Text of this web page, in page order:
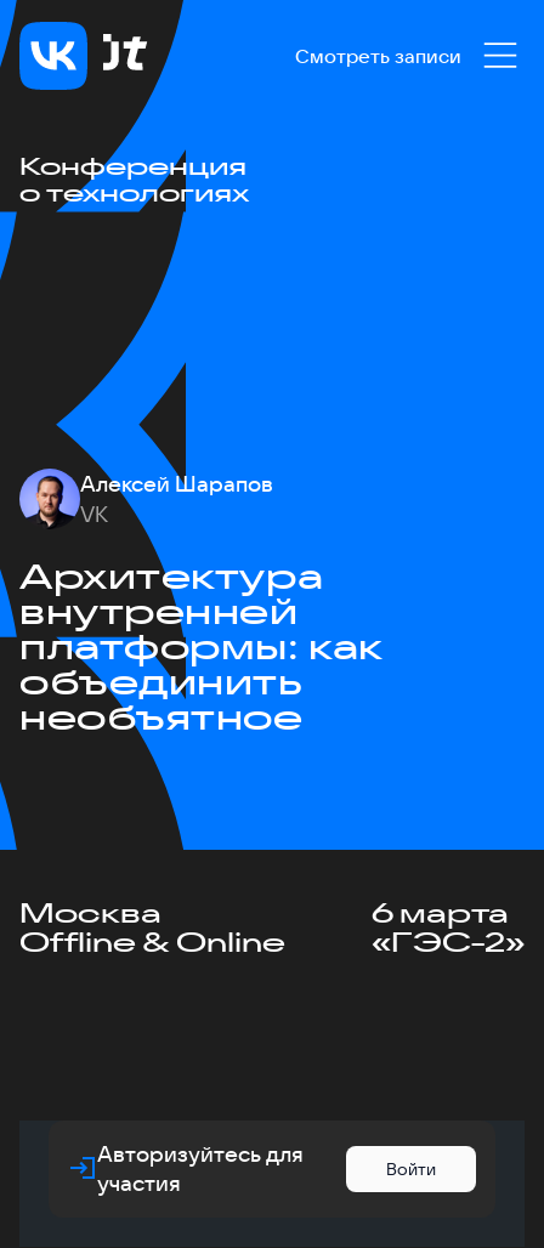
Смотреть записи
Конференция
о технологиях
Алексей Шарапов
VK
Архитектура
внутренней
платформы: как
объединить
необъятное
Москва
Offline & Online
6 марта
«ГЭС-2»
Авторизуйтесь для
участия
Войти